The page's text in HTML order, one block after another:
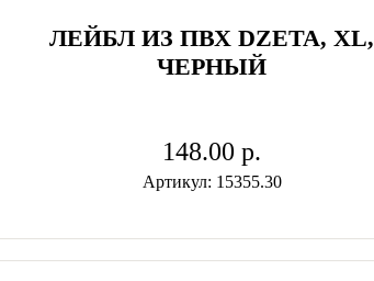
ЛЕЙБЛ ИЗ ПВХ DZETA, ХL,
ЧЕРНЫЙ
148.00 p.
Артикул: 15355.30